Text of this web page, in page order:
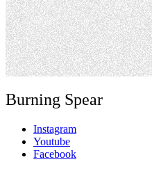
Artists
Dates
About
News
Close navigation
Burning Spear
Instagram
Youtube
Facebook